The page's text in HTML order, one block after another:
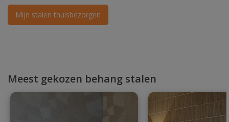
Meest gekozen behang stalen